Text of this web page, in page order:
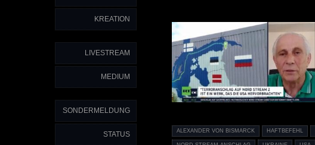
KREATION
LIVESTREAM
MEDIUM
SONDERMELDUNG
STATUS ALEXANDER VON BISMARCK HAFTBEFEHL